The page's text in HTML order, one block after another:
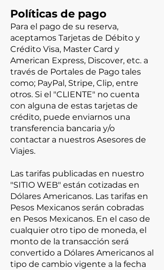
Políticas de pago
Para el pago de su reserva,
aceptamos Tarjetas de Débito y
Crédito Visa, Master Card y
American Express, Discover, etc. a
través de Portales de Pago tales
como; PayPal, Stripe, Clip, entre
otros. Si el "CLIENTE" no cuenta
con alguna de estas tarjetas de
crédito, puede enviarnos una
transferencia bancaria y/o
contactar a nuestros Asesores de
Viajes.
Las tarifas publicadas en nuestro
"SITIO WEB" están cotizadas en
Dólares Americanos. Las tarifas en
Pesos Mexicanos serán cobradas
en Pesos Mexicanos. En el caso de
cualquier otro tipo de moneda, el
monto de la transacción será
convertido a Dólares Americanos al
tipo de cambio vigente a la fecha